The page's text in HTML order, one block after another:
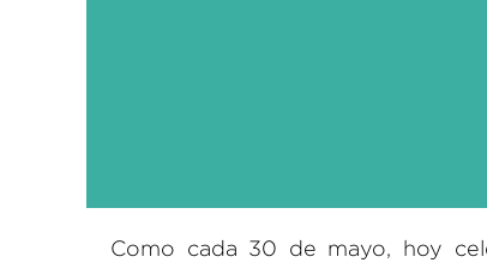
Como cada 30 de mayo, hoy